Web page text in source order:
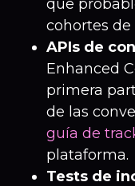
que
cohortes
APIs de
Enhanced
primera
de las
guía de
plataforma.
Tests de